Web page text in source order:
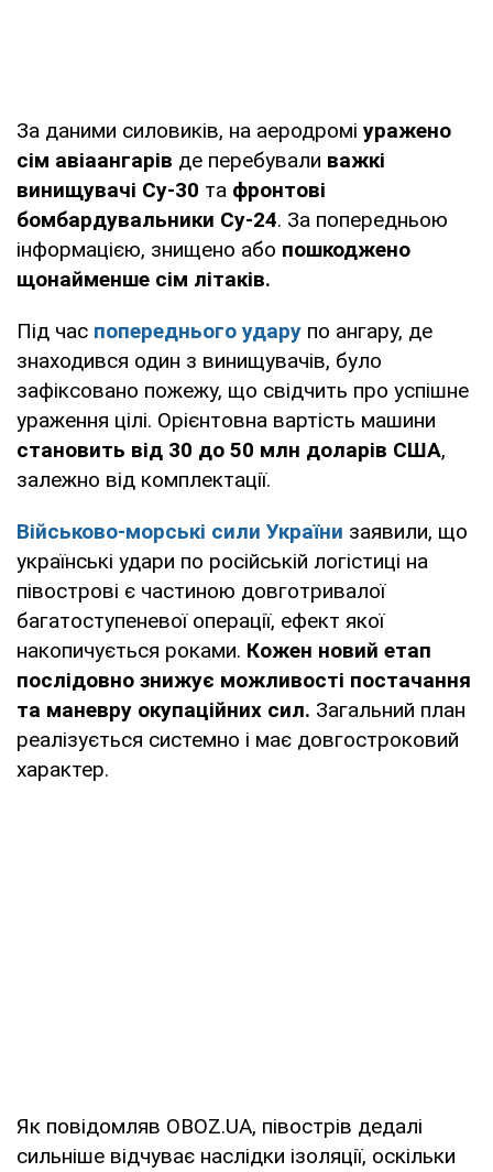
За даними силовиків, на аеродромі уражено
сім авіаангарів де перебували важкі
винищувачі Су-30 та фронтові
бомбардувальники Су-24. За попередньою
інформацією, знищено або пошкоджено
щонайменше сім літаків.
Під час попереднього удару по ангару, де
знаходився один з винищувачів, було
зафіксовано пожежу, що свідчить про успішне
ураження цілі. Орієнтовна вартість машини
становить від 30 до 50 млн доларів США,
залежно від комплектації.
Військово-морські сили України заявили, що
українські удари по російській логістиці на
півострові є частиною довготривалої
багатоступеневої операції, ефект якої
накопичується роками. Кожен новий етап
послідовно знижує можливості постачання
та маневру окупаційних сил. Загальний план
реалізується системно і має довгостроковий
характер.
Як повідомляв OBOZ.UA, півострів дедалі
сильніше відчуває наслідки ізоляції, оскільки